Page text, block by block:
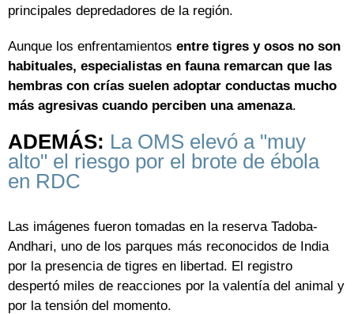
principales depredadores de la región.
Aunque los enfrentamientos entre tigres y osos no son
habituales, especialistas en fauna remarcan que las
hembras con crías suelen adoptar conductas mucho
más agresivas cuando perciben una amenaza.
ADEMÁS: La OMS elevó a "muy
alto" el riesgo por el brote de ébola
en RDC
Las imágenes fueron tomadas en la reserva Tadoba-
Andhari, uno de los parques más reconocidos de India
por la presencia de tigres en libertad. El registro
despertó miles de reacciones por la valentía del animal y
por la tensión del momento.